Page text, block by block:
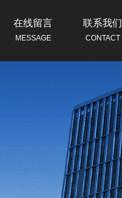
在线留言
MESSAGE
联系我们
CONTACT